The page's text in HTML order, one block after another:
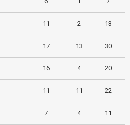
11 2 13
17 13 30
16 4 20
11 11 22
7 4 11